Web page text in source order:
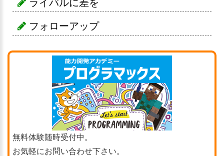
ライバルに差を
フォローアップ
無料体験随時受付中。
お気軽にお問い合わせ下さい。